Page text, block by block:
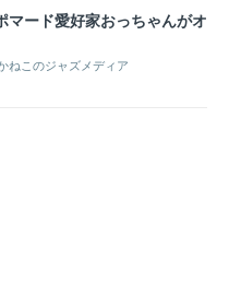
マード愛好家おっちゃんがオ
ねこのジャズメディア